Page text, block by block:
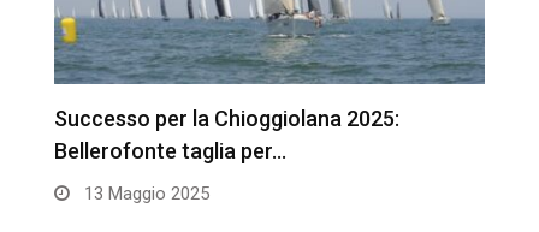
Successo per la Chioggiolana 2025:
Bellerofonte taglia per…
13 Maggio 2025